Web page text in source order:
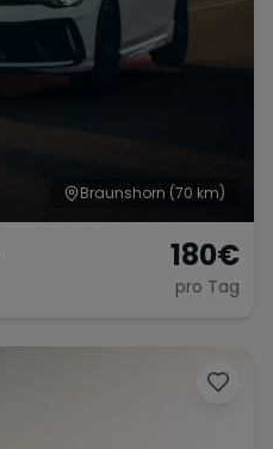
Braunshorn (70 km)
180€
pro Tag